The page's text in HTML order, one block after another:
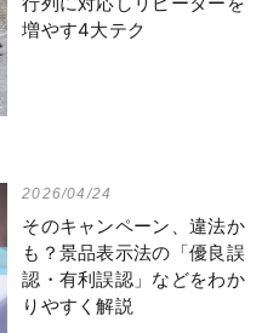
増やす4大テク
2026/04/24
そのキャンペーン、違法か
も？景品表示法の「優良誤
認・有利誤認」などをわか
りやすく解説